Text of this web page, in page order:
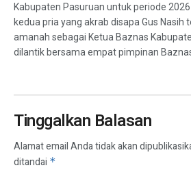
Kabupaten Pasuruan untuk periode
kedua pria yang akrab disapa Gus
amanah sebagai Ketua Baznas
dilantik bersama empat pimpinan Baznas
Tinggalkan Balasan
Alamat email Anda tidak akan
ditandai *